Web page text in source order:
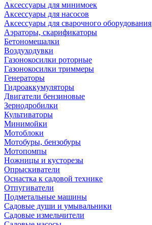
Аксессуары для минимоек
Аксессуары для насосов
Аксессуары для сварочного оборудования
Аэраторы, скарификаторы
Бетономешалки
Воздуходувки
Газонокосилки роторные
Газонокосилки триммеры
Генераторы
Гидроаккумуляторы
Двигатели бензиновые
Зернодробилки
Культиваторы
Минимойки
Мотоблоки
Мотобуры, бензобуры
Мотопомпы
Ножницы и кусторезы
Опрыскиватели
Оснастка к садовой технике
Отпугиватели
Подметальные машины
Садовые души и умывальники
Садовые измельчители